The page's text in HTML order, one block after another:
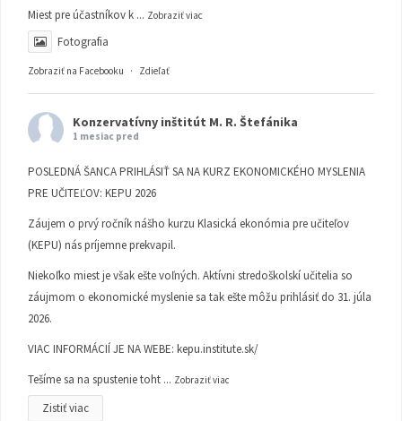
Miest pre účastníkov k ... Zobraziť viac
Fotografia
Zobraziť na Facebooku · Zdieľať
Konzervatívny inštitút M. R. Štefánika
1 mesiac pred
POSLEDNÁ ŠANCA PRIHLÁSIŤ SA NA KURZ EKONOMICKÉHO MYSLENIA
PRE UČITEĽOV: KEPU 2026
Záujem o prvý ročník nášho kurzu Klasická ekonómia pre učiteľov
(KEPU) nás príjemne prekvapil.
Niekoľko miest je však ešte voľných. Aktívni stredoškolskí učitelia so
záujmom o ekonomické myslenie sa tak ešte môžu prihlásiť do 31. júla
2026.
VIAC INFORMÁCIÍ JE NA WEBE: kepu.institute.sk/
Tešíme sa na spustenie toht ... Zobraziť viac
Zistiť viac